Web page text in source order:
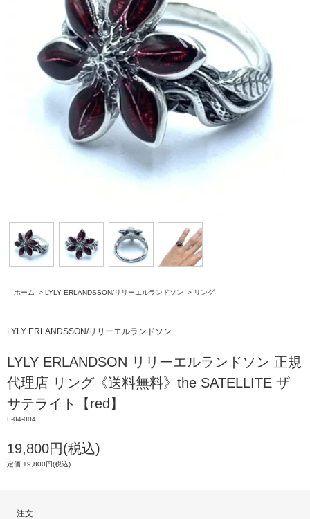
ホーム > LYLY ERLANDSSON/リリーエルランドソン > リング
LYLY ERLANDSSON/リリーエルランドソン
LYLY ERLANDSON リリーエルランドソン 正規
代理店 リング《送料無料》the SATELLITE ザ
サテライト【red】
L-04-004
19,800円(税込)
定価 19,800円(税込)
注文